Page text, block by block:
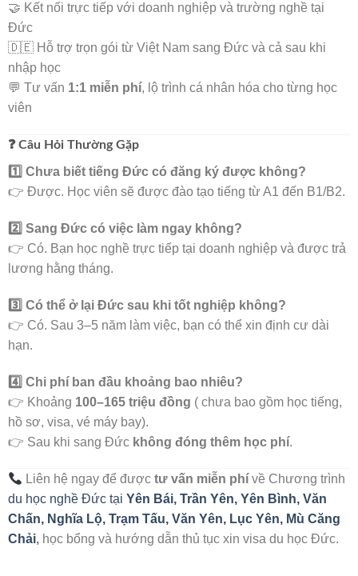
🤝 Kết nối trực tiếp với doanh nghiệp và trường nghề tại
Đức
🇩🇪 Hỗ trợ trọn gói từ Việt Nam sang Đức và cả sau khi
nhập học
💬 Tư vấn 1:1 miễn phí, lộ trình cá nhân hóa cho từng học
viên
❓ Câu Hỏi Thường Gặp
1️⃣ Chưa biết tiếng Đức có đăng ký được không?
👉 Được. Học viên sẽ được đào tạo tiếng từ A1 đến B1/B2.
2️⃣ Sang Đức có việc làm ngay không?
👉 Có. Bạn học nghề trực tiếp tại doanh nghiệp và được trả
lương hằng tháng.
3️⃣ Có thể ở lại Đức sau khi tốt nghiệp không?
👉 Có. Sau 3–5 năm làm việc, bạn có thể xin định cư dài
hạn.
4️⃣ Chi phí ban đầu khoảng bao nhiêu?
👉 Khoảng 100–165 triệu đồng ( chưa bao gồm học tiếng,
hồ sơ, visa, vé máy bay).
👉 Sau khi sang Đức không đóng thêm học phí.
Liên hệ ngay để đượctư vấn miễn phí về Chương trình
du học nghề Đức tại Yên Bái, Trần Yên, Yên Bình, Văn
Chấn, Nghĩa Lộ, Trạm Tấu, Văn Yên, Lục Yên, Mù Căng
Chải, học bổng và hướng dẫn thủ tục xin visa du học Đức.